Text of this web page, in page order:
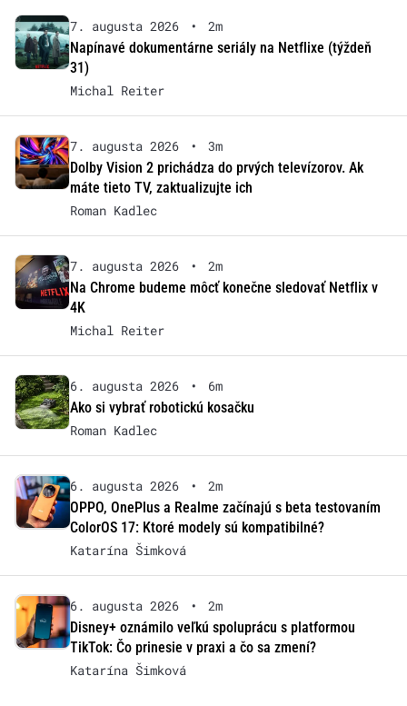
7. augusta 2026 •
2m
Napínavé dokumentárne seriály na Netflixe (týždeň
31)
Michal Reiter
7. augusta 2026 •
3m
Dolby Vision 2 prichádza do prvých televízorov. Ak
máte tieto TV, zaktualizujte ich
Roman Kadlec
7. augusta 2026 •
2m
Na Chrome budeme môcť konečne sledovať Netflix v
4K
Michal Reiter
6. augusta 2026 •
6m
Ako si vybrať robotickú kosačku
Roman Kadlec
6. augusta 2026 •
2m
OPPO, OnePlus a Realme začínajú s beta testovaním
ColorOS 17: Ktoré modely sú kompatibilné?
Katarína Šimková
6. augusta 2026 •
2m
Disney+ oznámilo veľkú spoluprácu s platformou
TikTok: Čo prinesie v praxi a čo sa zmení?
Katarína Šimková